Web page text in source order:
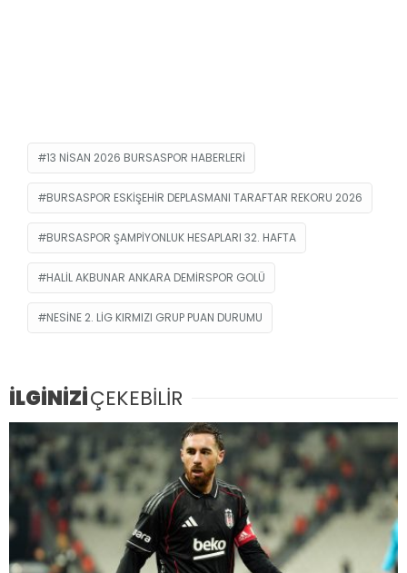
13 NISAN 2026 BURSASPOR HABERLERI
BURSASPOR ESKIŞEHIR DEPLASMANI TARAFTAR REKORU 2026
BURSASPOR ŞAMPIYONLUK HESAPLARI 32. HAFTA
HALIL AKBUNAR ANKARA DEMIRSPOR GOLÜ
NESINE 2. LIG KIRMIZI GRUP PUAN DURUMU
İLGİNİZİÇEKEBİLİR